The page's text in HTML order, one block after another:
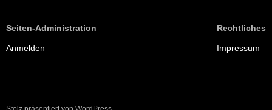
Seiten-Administration
Anmelden
Rechtliches
Impressum